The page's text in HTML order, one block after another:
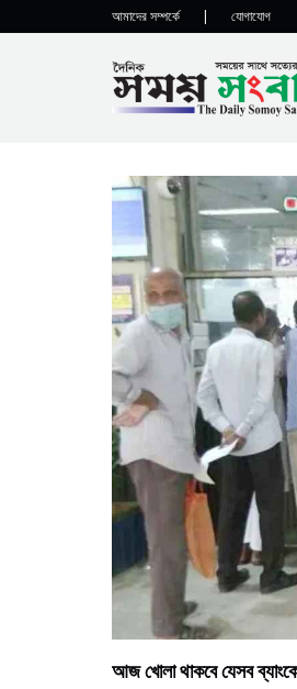
আমাদের সম্পর্কে | যোগাযোগ
আজ খোলা থাকবে যেসব